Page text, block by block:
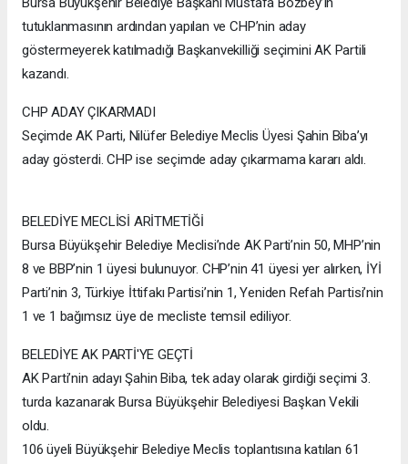
tutuklanmasının ardından yapılan ve CHP’nin aday
göstermeyerek katılmadığı Başkanvekilliği seçimini AK Partili
kazandı.
CHP ADAY ÇIKARMADI
Seçimde AK Parti, Nilüfer Belediye Meclis Üyesi Şahin Biba’yı
aday gösterdi. CHP ise seçimde aday çıkarmama kararı aldı.
BELEDİYE MECLİSİ ARİTMETİĞİ
Bursa Büyükşehir Belediye Meclisi’nde AK Parti’nin 50, MHP’nin
8 ve BBP’nin 1 üyesi bulunuyor. CHP’nin 41 üyesi yer alırken, İYİ
Parti’nin 3, Türkiye İttifakı Partisi’nin 1, Yeniden Refah Partisi’nin
1 ve 1 bağımsız üye de mecliste temsil ediliyor.
BELEDİYE AK PARTİ'YE GEÇTİ
AK Parti’nin adayı Şahin Biba, tek aday olarak girdiği seçimi 3.
turda kazanarak Bursa Büyükşehir Belediyesi Başkan Vekili
oldu.
106 üyeli Büyükşehir Belediye Meclis toplantısına katılan 61